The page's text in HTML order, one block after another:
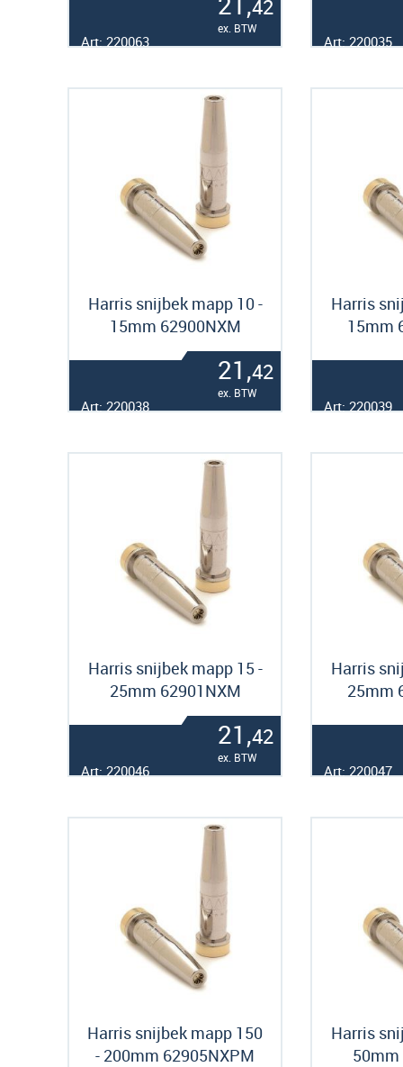
42
ex. BTW
Art: 220063 Art: 220035
Harris snijbek mapp 10 -
15mm 62900NXM
21,42
ex. BTW
Art: 220038
Harris
15mm
Art: 220039
Harris snijbek mapp 15 -
25mm 62901NXM
21,42
ex. BTW
Art: 220046
Harris
25mm
Art: 220047
Harris snijbek mapp 150
- 200mm 62905NXPM
Harris
50mm